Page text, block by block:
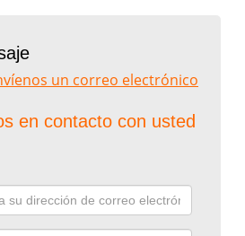
un correo electrónico
en contacto con usted